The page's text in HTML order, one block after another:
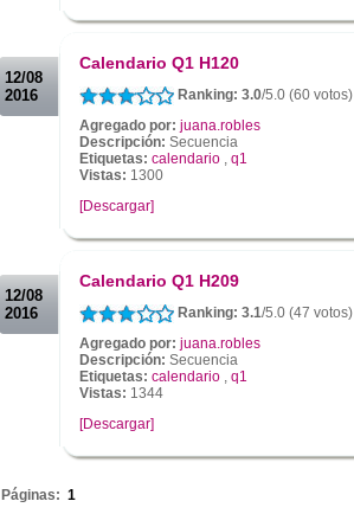
12/08
2016
Calendario Q1 H120
Ranking: 3.0/5.0 (60 votos)
Agregado por: juana.robles
Descripción: Secuencia
Etiquetas: calendario , q1
Vistas: 1300
[Descargar]
12/08
2016
Calendario Q1 H209
Ranking: 3.1/5.0 (47 votos)
Agregado por: juana.robles
Descripción: Secuencia
Etiquetas: calendario , q1
Vistas: 1344
[Descargar]
Páginas: 1